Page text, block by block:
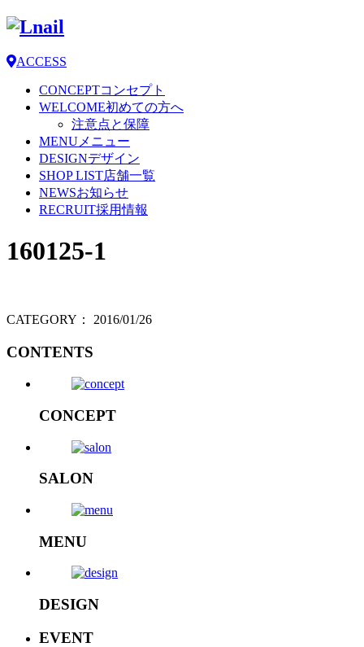
ACCESS
CONCEPTコンセプト
WELCOME初めての方へ
注意点と保障
MENU メニュー
DESIGNデザイン
SHOP LIST店舗一覧
NEWSお知らせ
RECRUIT採用情報
160125-1
CATEGORY： 2016/01/26
CONTENTS
CONCEPT
SALON
MENU
DESIGN
EVENT